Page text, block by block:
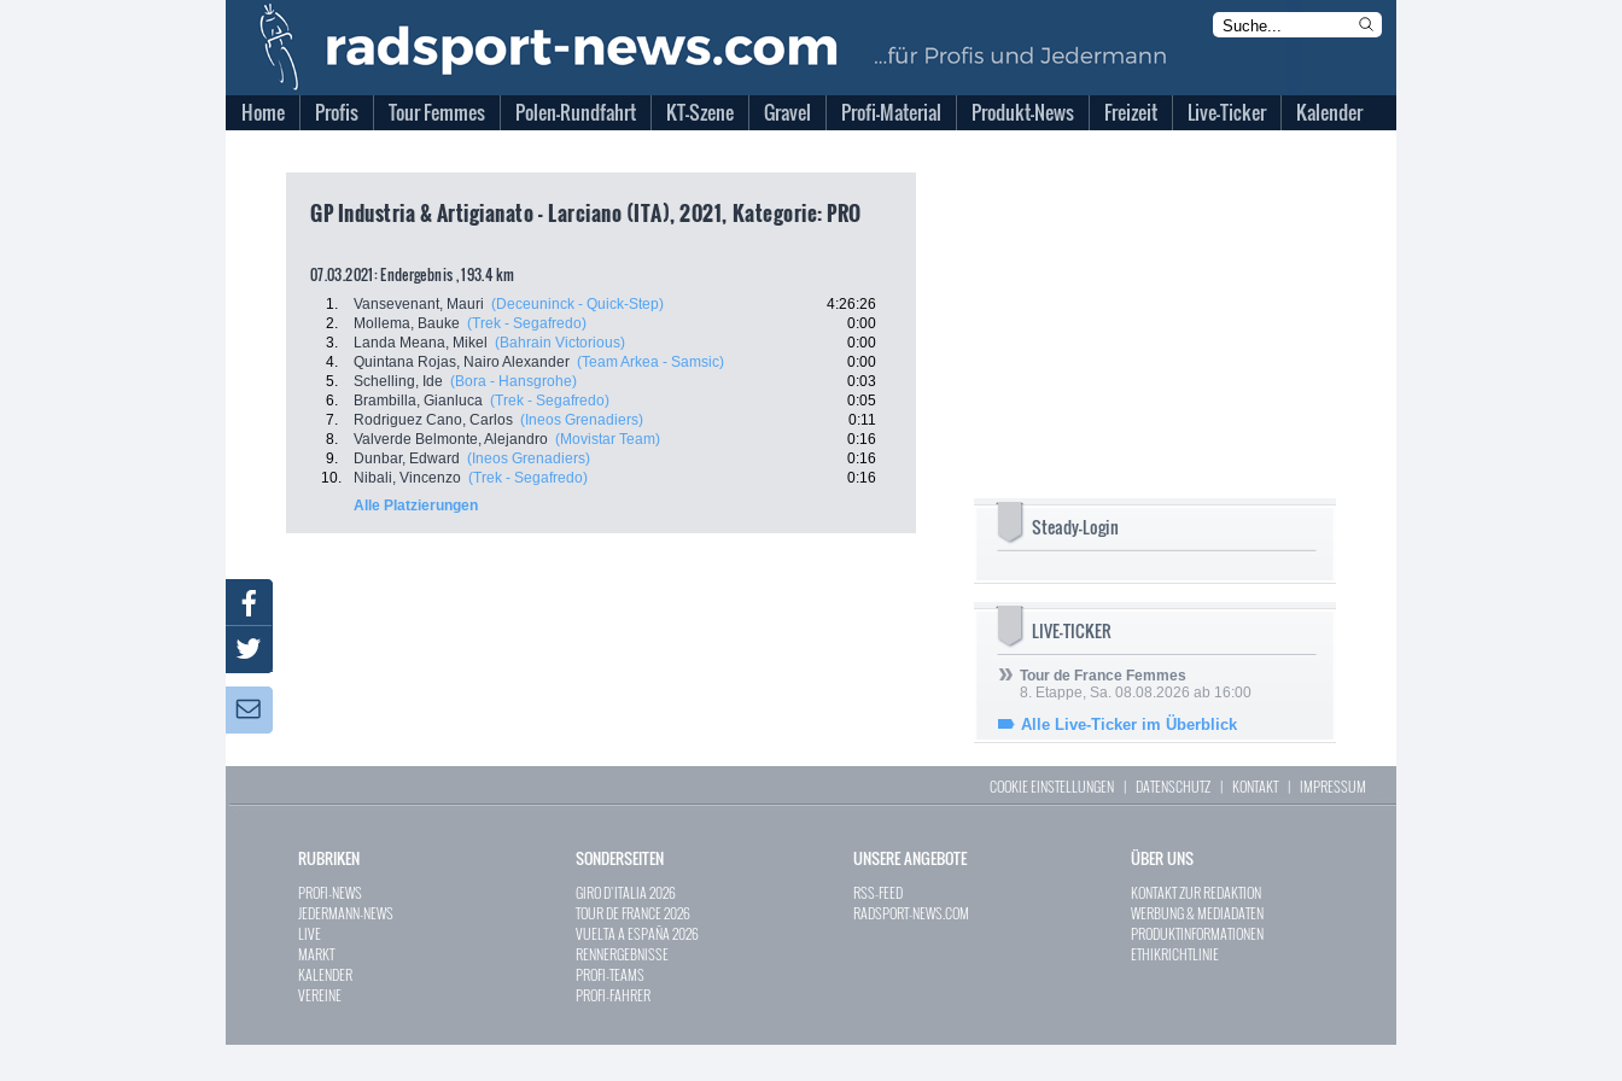
Home Profis Tour Femmes Polen-Rundfahrt KT-Szene Gravel Profi-Material Produkt-News Freizeit Live-Ticker Kalender
GP Industria & Artigianato - Larciano (ITA), 2021, Kategorie: PRO
07.03.2021: Endergebnis , 193.4 km
1. Vansevenant, Mauri (Deceuninck - Quick-Step)
4:26:26
2.
Mollema, Bauke (Trek - Segafredo)
0:00
3.
Landa Meana, Mikel (Bahrain Victorious)
0:00
4.
Quintana Rojas, Nairo Alexander (Team Arkea - Samsic)
0:00
5.
Schelling, Ide (Bora - Hansgrohe)
0:03
6.
Brambilla, Gianluca (Trek - Segafredo)
0:05
7.
Rodriguez Cano, Carlos (Ineos Grenadiers)
0:11
8.
Valverde Belmonte, Alejandro (Movistar Team)
0:16
9.
Dunbar, Edward (Ineos Grenadiers)
0:16
10.
Nibali, Vincenzo (Trek - Segafredo)
0:16
Alle Platzierungen
Steady-Login
LIVE-TICKER
Tour de France Femmes
8. Etappe, Sa. 08.08.2026 ab 16:00
Alle Live-Ticker im Überblick
COOKIE EINSTELLUNGEN | DATENSCHUTZ | KONTAKT| IMPRESSUM
RUBRIKEN
PROFI-NEWS
JEDERMANN-NEWS
LIVE
MARKT
KALENDER
VEREINE
SONDERSEITEN
GIRO D`ITALIA 2026
TOUR DE FRANCE 2026
VUELTA A ESPAÑA 2026
RENNERGEBNISSE
PROFI-TEAMS
PROFI-FAHRER
UNSERE ANGEBOTE
RSS-FEED
RADSPORT-NEWS.COM
ÜBER UNS
KONTAKT ZUR REDAKTION
WERBUNG & MEDIADATEN
PRODUKTINFORMATIONEN
ETHIKRICHTLINIE